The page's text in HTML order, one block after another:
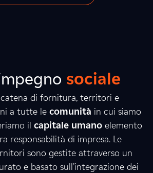
sociale
catena di fornitura, territori e
a tutte le comunità in cui siamo
il capitale umano elemento
responsabilità di impresa. Le
sono gestite attraverso un
e basato sull’integrazione dei
5 9